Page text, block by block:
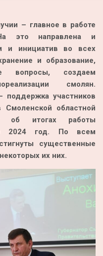
– главное в работе
это направлена и
и инициатив во всех
и образование,
вопросы, создаем
смолян.
поддержка участников
областной
об итогах работы
2024 год. По всем
существенные
их них.